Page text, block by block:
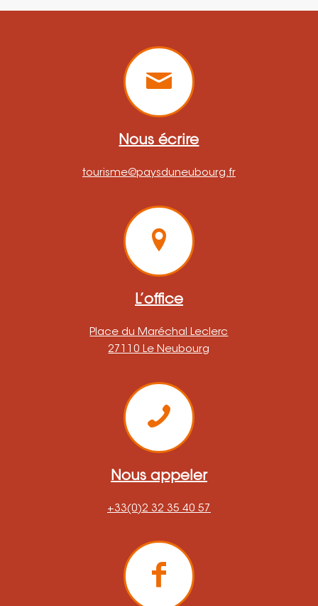
Nous écrire
tourisme@paysduneubourg.fr
L’office
Place du Maréchal Leclerc
27110 Le Neubourg
Nous appeler
+33(0)2 32 35 40 57